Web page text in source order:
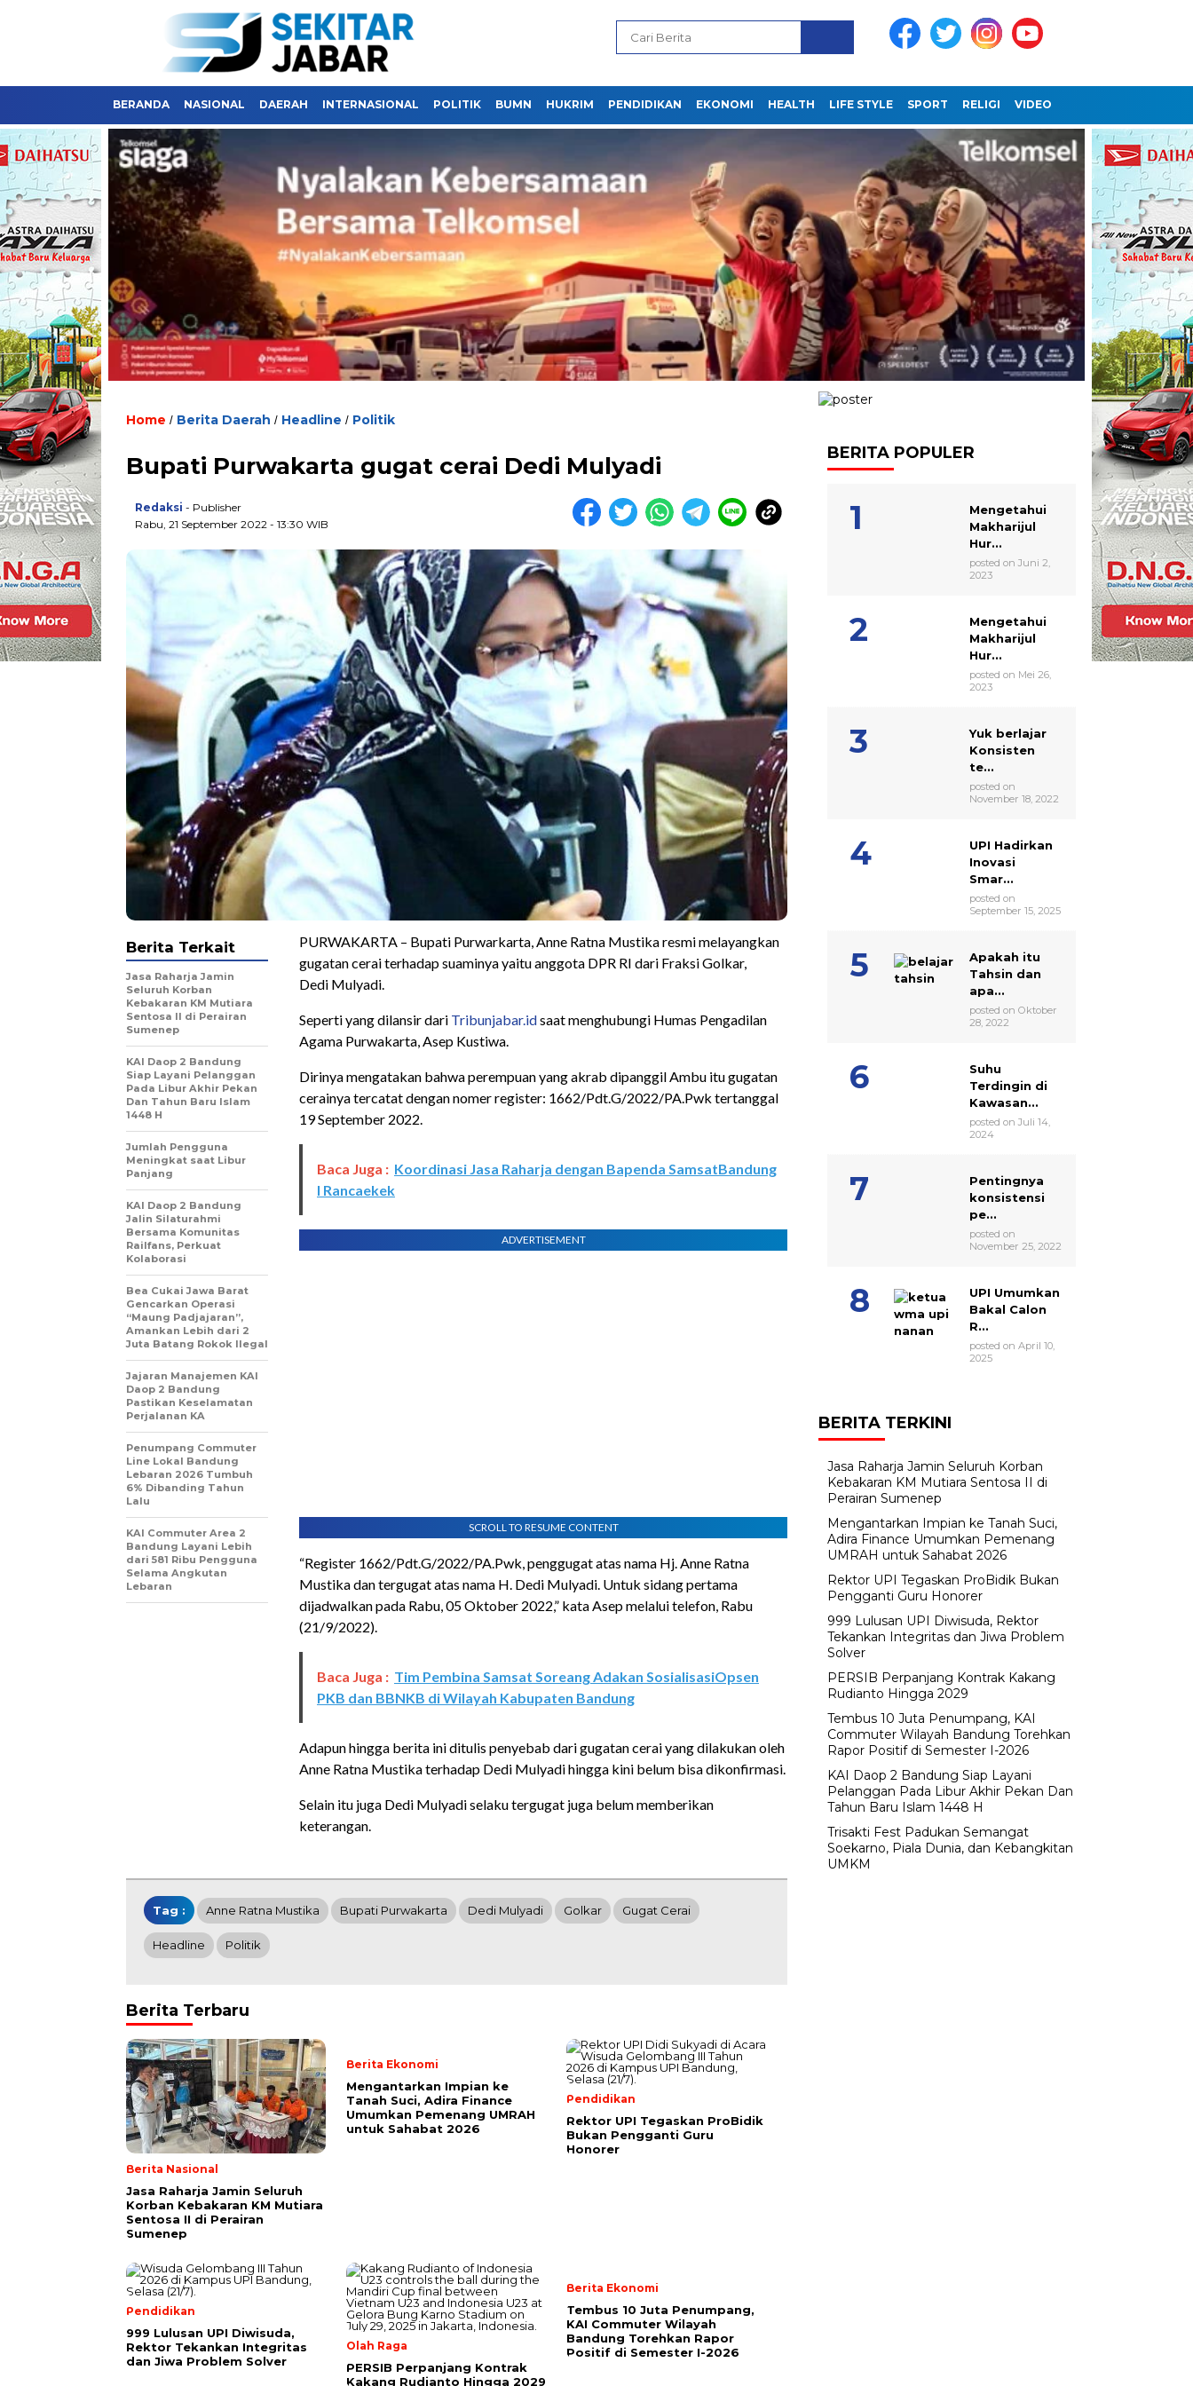
BERANDA NASIONAL DAERAH INTERNASIONAL POLITIK BUMN HUKRIM PENDIDIKAN EKONOMI HEALTH LIFE STYLE SPORT RELIGI VIDEO
Home / Berita Daerah / Headline / Politik
Bupati Purwakarta gugat cerai Dedi Mulyadi
Redaksi - Publisher
Rabu, 21 September 2022 - 13:30 WIB
PURWAKARTA – Bupati Purwarkarta, Anne Ratna Mustika resmi melayangkan
gugatan cerai terhadap suaminya yaitu anggota DPR RI dari Fraksi Golkar,
Dedi Mulyadi.
Seperti yang dilansir dari Tribunjabar.idsaat menghubungi Humas Pengadilan
Agama Purwakarta, Asep Kustiwa.
Dirinya mengatakan bahwa perempuan yang akrab dipanggil Ambu itu gugatan
cerainya tercatat dengan nomer register: 1662/Pdt.G/2022/PA.Pwk tertanggal
19 September 2022.
Baca Juga : Koordinasi Jasa Raharja dengan Bapenda SamsatBandung
I Rancaekek
ADVERTISEMENT
SCROLL TO RESUME CONTENT
“Register 1662/Pdt.G/2022/PA.Pwk, penggugat atas nama Hj. Anne Ratna
Mustika dan tergugat atas nama H. Dedi Mulyadi. Untuk sidang pertama
dijadwalkan pada Rabu, 05 Oktober 2022,” kata Asep melalui telefon, Rabu
(21/9/2022).
Baca Juga : Tim Pembina Samsat Soreang Adakan SosialisasiOpsen
PKB dan BBNKB di Wilayah Kabupaten Bandung
Adapun hingga berita ini ditulis penyebab dari gugatan cerai yang dilakukan oleh
Anne Ratna Mustika terhadap Dedi Mulyadi hingga kini belum bisa dikonfirmasi.
Selain itu juga Dedi Mulyadi selaku tergugat juga belum memberikan
keterangan.
Berita Terkait
Jasa Raharja Jamin
Seluruh Korban
Kebakaran KM Mutiara
Sentosa II di Perairan
Sumenep
KAI Daop 2 Bandung
Siap Layani Pelanggan
Pada Libur Akhir Pekan
Dan Tahun Baru Islam
1448 H
Jumlah Pengguna
Meningkat saat Libur
Panjang
KAI Daop 2 Bandung
Jalin Silaturahmi
Bersama Komunitas
Railfans, Perkuat
Kolaborasi
Bea Cukai Jawa Barat
Gencarkan Operasi
“Maung Padjajaran”,
Amankan Lebih dari 2
Juta Batang Rokok Ilegal
Jajaran Manajemen KAI
Daop 2 Bandung
Pastikan Keselamatan
Perjalanan KA
Penumpang Commuter
Line Lokal Bandung
Lebaran 2026 Tumbuh
6% Dibanding Tahun
Lalu
KAI Commuter Area 2
Bandung Layani Lebih
dari 581 Ribu Pengguna
Selama Angkutan
Lebaran
Tag : Anne Ratna Mustika Bupati Purwakarta Dedi Mulyadi Golkar Gugat Cerai
Headline Politik
Berita Terbaru
Berita Nasional
Jasa Raharja Jamin Seluruh
Korban Kebakaran KM Mutiara
Sentosa II di Perairan
Sumenep
Berita Ekonomi
Mengantarkan Impian ke
Tanah Suci, Adira Finance
Umumkan Pemenang UMRAH
untuk Sahabat 2026
Pendidikan
Rektor UPI Tegaskan ProBidik
Bukan Pengganti Guru
Honorer
Pendidikan
999 Lulusan UPI Diwisuda,
Rektor Tekankan Integritas
dan Jiwa Problem Solver
Olah Raga
PERSIB Perpanjang Kontrak
Kakang Rudianto Hingga 2029
Berita Ekonomi
Tembus 10 Juta Penumpang,
KAI Commuter Wilayah
Bandung Torehkan Rapor
Positif di Semester I-2026
BERITA POPULER
Mengetahui
Makharijul
Hur...
posted on Juni 2,
2023
Mengetahui
Makharijul
Hur...
posted on Mei 26,
2023
Yuk berlajar
Konsisten
te...
posted on
November 18, 2022
UPI Hadirkan
Inovasi
Smar...
posted on
September 15, 2025
Apakah itu
Tahsin dan
apa...
posted on Oktober
28, 2022
Suhu
Terdingin di
Kawasan...
posted on Juli 14,
2024
Pentingnya
konsistensi
pe...
posted on
November 25, 2022
UPI Umumkan
Bakal Calon
R...
posted on April 10,
2025
BERITA TERKINI
Jasa Raharja Jamin Seluruh Korban
Kebakaran KM Mutiara Sentosa II di
Perairan Sumenep
Mengantarkan Impian ke Tanah Suci,
Adira Finance Umumkan Pemenang
UMRAH untuk Sahabat 2026
Rektor UPI Tegaskan ProBidik Bukan
Pengganti Guru Honorer
999 Lulusan UPI Diwisuda, Rektor
Tekankan Integritas dan Jiwa Problem
Solver
PERSIB Perpanjang Kontrak Kakang
Rudianto Hingga 2029
Tembus 10 Juta Penumpang, KAI
Commuter Wilayah Bandung Torehkan
Rapor Positif di Semester I-2026
KAI Daop 2 Bandung Siap Layani
Pelanggan Pada Libur Akhir Pekan Dan
Tahun Baru Islam 1448 H
Trisakti Fest Padukan Semangat
Soekarno, Piala Dunia, dan Kebangkitan
UMKM